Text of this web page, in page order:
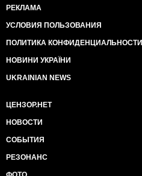
РЕКЛАМА
УСЛОВИЯ ПОЛЬЗОВАНИЯ
ПОЛИТИКА КОНФИДЕНЦИАЛЬНОСТИ
НОВИНИ УКРАЇНИ
UKRAINIAN NEWS
ЦЕНЗОР.НЕТ
НОВОСТИ
СОБЫТИЯ
РЕЗОНАНС